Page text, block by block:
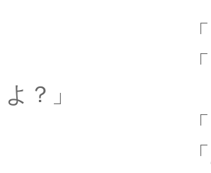
「それは
「えー？で
よ？」
「くれたっ
「あ･････